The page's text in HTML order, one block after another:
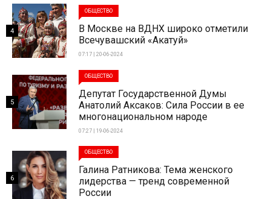
ОБЩЕСТВО
В Москве на ВДНХ широко отметили
Всечувашский «Акатуй»
07:17 | 20-06-2024
4
ОБЩЕСТВО
Депутат Государственной Думы
Анатолий Аксаков: Сила России в ее
многонациональном народе
07:27 | 19-06-2024
5
ОБЩЕСТВО
Галина Ратникова: Тема женского
лидерства — тренд современной
России
6